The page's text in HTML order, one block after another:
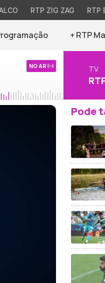
RTP ZIG ZAG RTP
+ RTP
NO AR TV
Pode